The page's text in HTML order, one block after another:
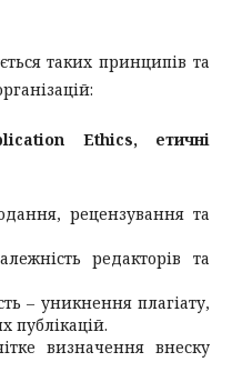
таких принципів та
Ethics, етичні
рецензування та
редакторів та
– уникнення плагіату,
публікацій.
визначення внеску